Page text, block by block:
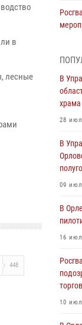
в
лесные
448
дня
05
05
За
04
04
За
В
храма
28
В
09
В
16
10